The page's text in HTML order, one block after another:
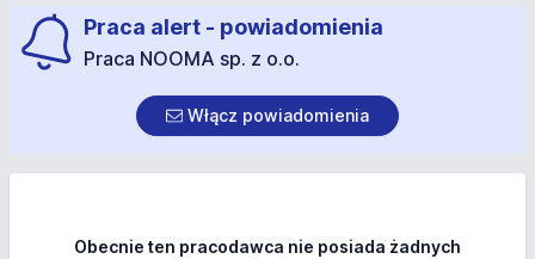
Praca alert - powiadomienia
Praca NOOMA sp. z o.o.
Włącz powiadomienia
Obecnie ten pracodawca nie posiada żadnych